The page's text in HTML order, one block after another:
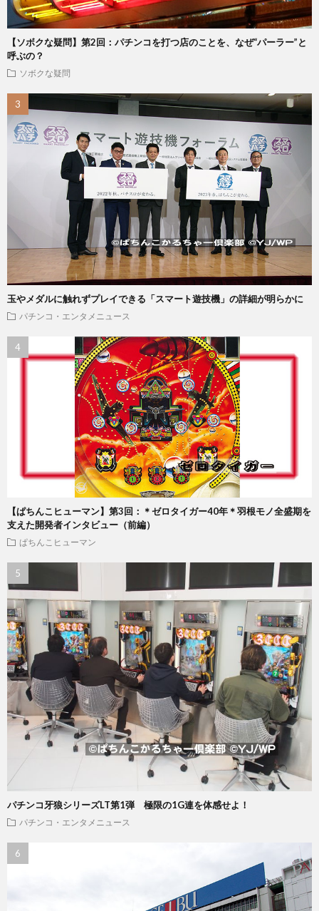
【ソボクな疑問】第2回：パチンコを打つ店のことを、なぜ“パーラー”と
呼ぶの？
ソボクな疑問
玉やメダルに触れずプレイできる「スマート遊技機」の詳細が明らかに
パチンコ・エンタメニュース
【ぱちんこヒューマン】第3回：＊ゼロタイガー40年＊羽根モノ全盛期を
支えた開発者インタビュー（前編）
ぱちんこヒューマン
パチンコ牙狼シリーズLT第1弾 極限の1G連を体感せよ！
パチンコ・エンタメニュース